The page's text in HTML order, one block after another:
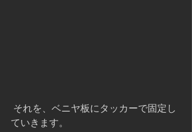
ていきます。